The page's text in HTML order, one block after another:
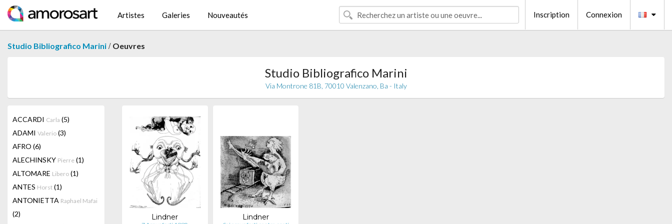
Artistes Galeries Nouveautés Inscription Connexion
Studio Bibliografico Marini / Oeuvres
Studio Bibliografico Marini
Via Montrone 81B, 70010 Valenzano, Ba - Italy
ACCARDI Carla (5)
ADAMI Valerio (3)
AFRO (6)
ALECHINSKY Pierre (1)
ALTOMARE Libero (1)
ANTES Horst (1)
ANTONIETTA Raphael Mafai
(2)
Lindner Lindner